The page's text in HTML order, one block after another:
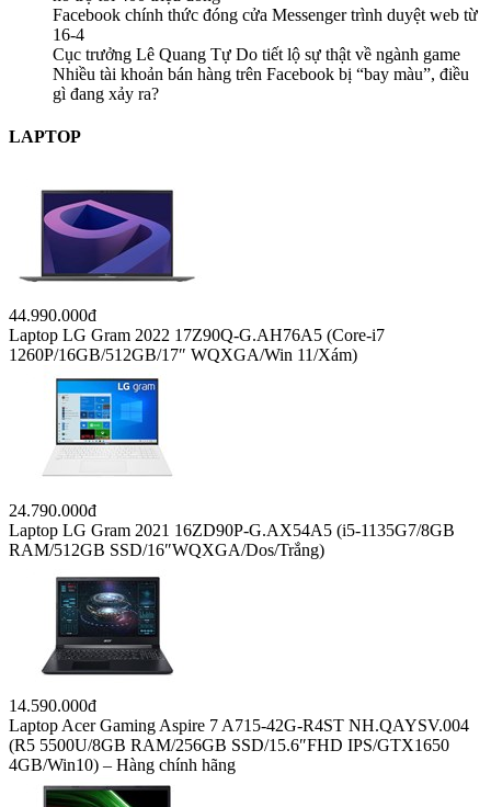
Facebook chính thức đóng cửa Messenger trình duyệt web từ
16-4
Cục trưởng Lê Quang Tự Do tiết lộ sự thật về ngành game
Nhiều tài khoản bán hàng trên Facebook bị “bay màu”, điều
gì đang xảy ra?
LAPTOP
44.990.000đ
Laptop LG Gram 2022 17Z90Q-G.AH76A5 (Core-i7
1260P/16GB/512GB/17″ WQXGA/Win 11/Xám)
24.790.000đ
Laptop LG Gram 2021 16ZD90P-G.AX54A5 (i5-1135G7/8GB
RAM/512GB SSD/16″WQXGA/Dos/Trắng)
14.590.000đ
Laptop Acer Gaming Aspire 7 A715-42G-R4ST NH.QAYSV.004
(R5 5500U/8GB RAM/256GB SSD/15.6″FHD IPS/GTX1650
4GB/Win10) – Hàng chính hãng